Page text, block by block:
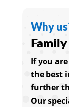
Why
If you
the best
further
Our